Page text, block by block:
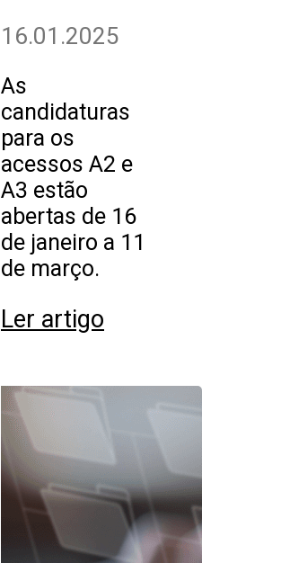
16.01.2025
As
candidaturas
para os
acessos A2 e
A3 estão
abertas de 16
de janeiro a 11
de março.
Ler artigo